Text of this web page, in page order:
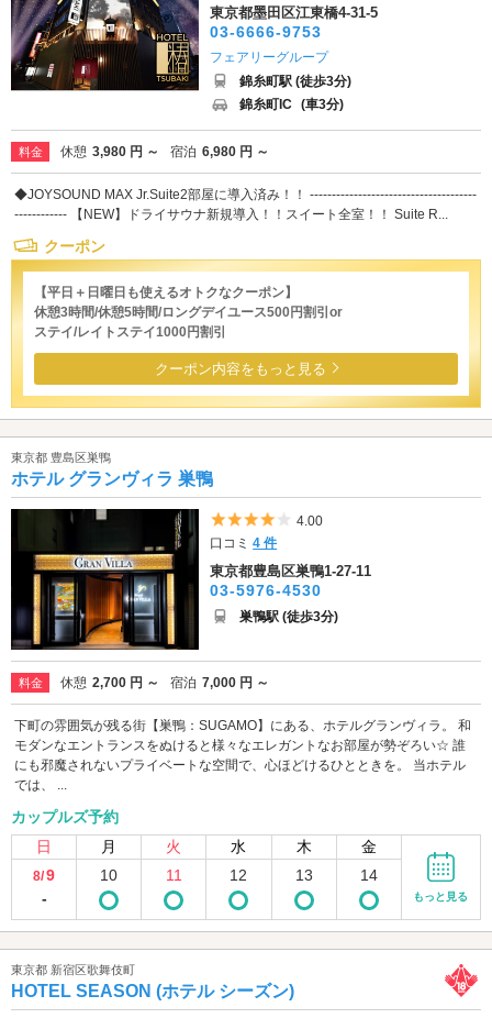
東京都墨田区江東橋4-31-5
03-6666-9753
フェアリーグループ
錦糸町駅 (徒歩3分)
錦糸町IC (車3分)
料金 休憩 3,980 円 ～ 宿泊 6,980 円 ～
◆JOYSOUND MAX Jr.Suite2部屋に導入済み！！ --------------------------------------
------------ 【NEW】ドライサウナ新規導入！！スイート全室！！ Suite R...
クーポン
【平日＋日曜日も使えるオトクなクーポン】
休憩3時間/休憩5時間/ロングデイユース500円割引or
ステイ/レイトステイ1000円割引
クーポン内容をもっと見る
東京都 豊島区巣鴨
ホテル グランヴィラ 巣鴨
5つ星のうち4
4.00
口コミ4 件
東京都豊島区巣鴨1-27-11
03-5976-4530
巣鴨駅 (徒歩3分)
料金 休憩 2,700 円 ～ 宿泊 7,000 円 ～
下町の雰囲気が残る街【巣鴨：SUGAMO】にある、ホテルグランヴィラ。 和
モダンなエントランスをぬけると様々なエレガントなお部屋が勢ぞろい☆ 誰
にも邪魔されないプライベートな空間で、心ほどけるひとときを。 当ホテル
では、 ...
カップルズ予約
日
月 火 水 木 金
8/9
-
10 11 12 13 14
もっと見る
東京都 新宿区歌舞伎町
HOTEL SEASON (ホテル シーズン)